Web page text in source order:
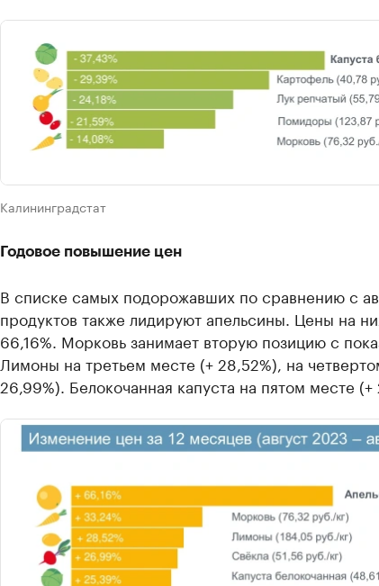
Калининградстат
Годовое повышение цен
В списке самых подорожавших по сравнению с
продуктов также лидируют апельсины. Цены на
66,16%. Морковь занимает вторую позицию с
Лимоны на третьем месте (+ 28,52%), на
26,99%). Белокочанная капуста на пятом месте (+